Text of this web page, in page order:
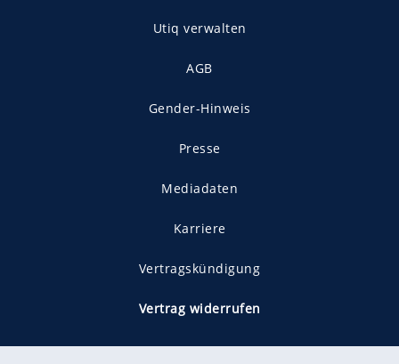
Utiq verwalten
AGB
Gender-Hinweis
Presse
Mediadaten
Karriere
Vertragskündigung
Vertrag widerrufen